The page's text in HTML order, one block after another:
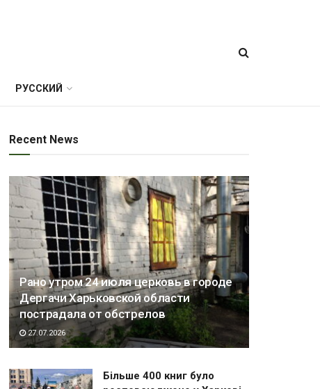
РУССКИЙ
Recent News
Рано утром 24 июля церковь в городе
Дергачи Харьковской области
пострадала от обстрелов
27.07.2026
Більше 400 книг було